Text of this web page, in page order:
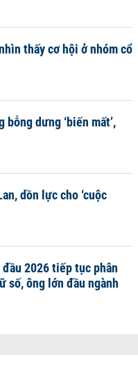
thấy cơ hội ở nhóm cổ
bỗng dưng ‘biến mất’,
dồn lực cho ‘cuộc
2026 tiếp tục phân
số, ông lớn đầu ngành